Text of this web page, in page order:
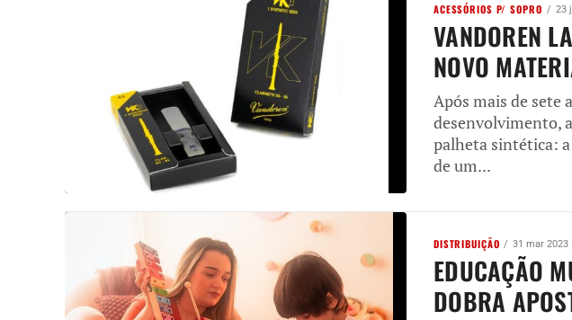
ACESSÓRIOS P/ SOPRO 23
VANDOREN
NOVO
Após mais de sete
desenvolvimento,
palheta sintética: a
de um...
DISTRIBUIÇÃO 31 mar 2023
EDUCAÇÃO
DOBRA